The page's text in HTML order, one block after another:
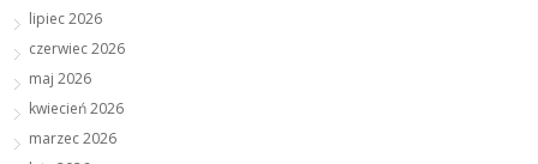
lipiec 2026
czerwiec 2026
maj 2026
kwiecień 2026
marzec 2026